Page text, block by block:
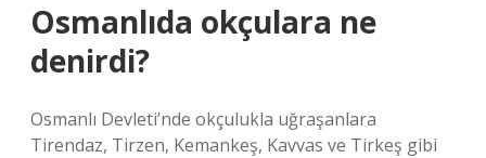
Osmanlıda okçulara ne
denirdi?
Osmanlı Devleti’nde okçulukla uğraşanlara
Tirendaz, Tirzen, Kemankeş, Kavvas ve Tirkeş gibi